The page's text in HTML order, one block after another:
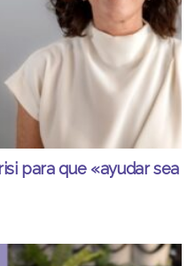
para que «ayudar sea